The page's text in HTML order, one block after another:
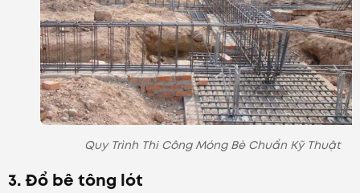
Quy Trình Thi Công Móng Bè Chuẩn Kỹ Thuật
3. Đổ bê tông lót